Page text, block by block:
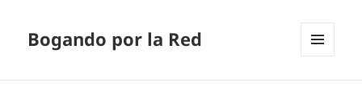
Bogando por la Red